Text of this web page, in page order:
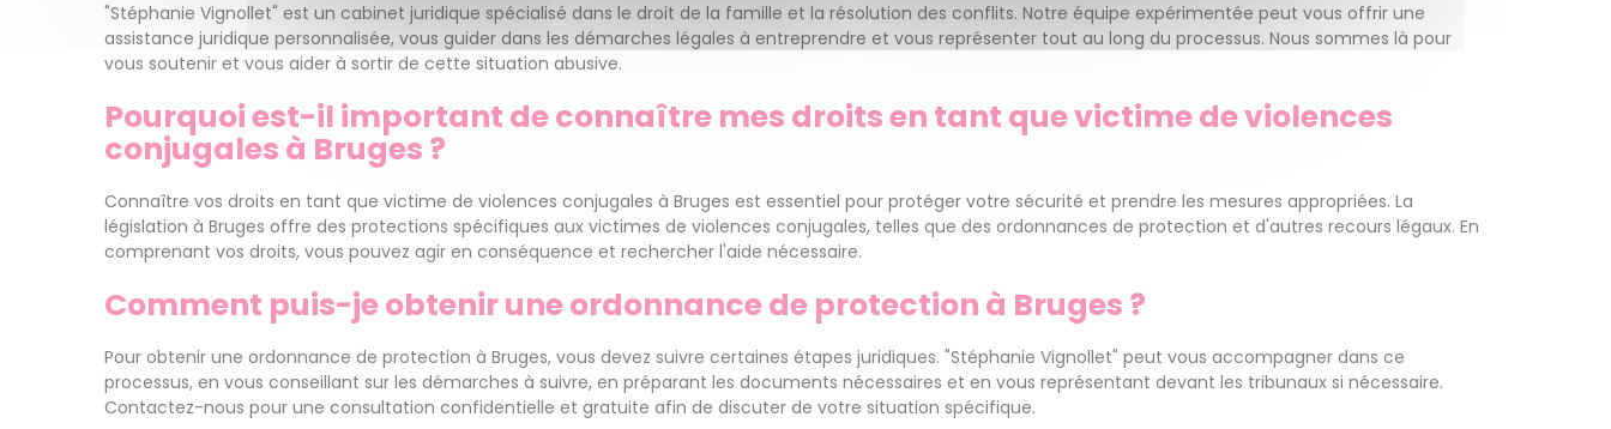
"Stéphanie Vignollet" est un cabinet juridique spécialisé dans le droit de la famille et la résolution des conflits. Notre équipe expérimentée peut vous offrir une
assistance juridique personnalisée, vous guider dans les démarches légales à entreprendre et vous représenter tout au long du processus. Nous sommes là pour
vous soutenir et vous aider à sortir de cette situation abusive.
Pourquoi est-il important de connaître mes droits en tant que victime de violences
conjugales à Bruges ?
Connaître vos droits en tant que victime de violences conjugales à Bruges est essentiel pour protéger votre sécurité et prendre les mesures appropriées. La
législation à Bruges offre des protections spécifiques aux victimes de violences conjugales, telles que des ordonnances de protection et d'autres recours légaux. En
comprenant vos droits, vous pouvez agir en conséquence et rechercher l'aide nécessaire.
Comment puis-je obtenir une ordonnance de protection à Bruges ?
Pour obtenir une ordonnance de protection à Bruges, vous devez suivre certaines étapes juridiques. "Stéphanie Vignollet" peut vous accompagner dans ce
processus, en vous conseillant sur les démarches à suivre, en préparant les documents nécessaires et en vous représentant devant les tribunaux si nécessaire.
Contactez-nous pour une consultation confidentielle et gratuite afin de discuter de votre situation spécifique.